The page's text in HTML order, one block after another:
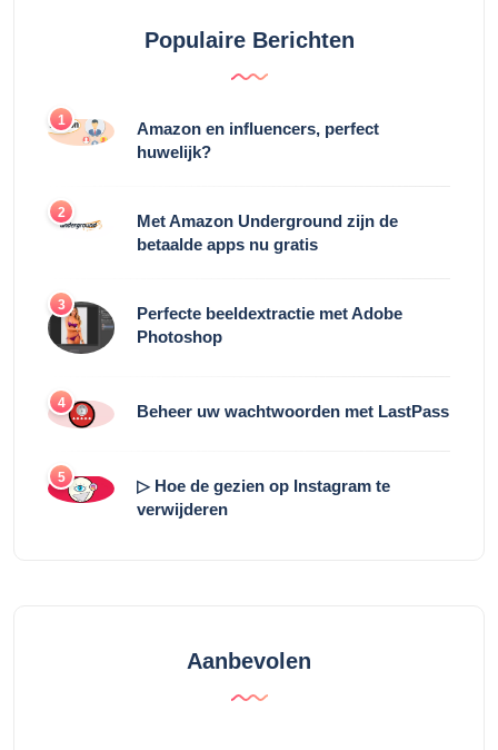
Populaire Berichten
1
Amazon en influencers, perfect
huwelijk?
2
Met Amazon Underground zijn de
betaalde apps nu gratis
3
Perfecte beeldextractie met Adobe
Photoshop
4 Beheer uw wachtwoorden met LastPass
5
▷ Hoe de gezien op Instagram te
verwijderen
Aanbevolen